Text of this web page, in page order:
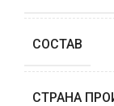
СОСТАВ
СТРАНА